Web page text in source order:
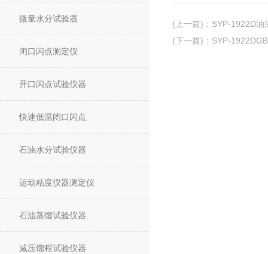
微量水分试验器
闭口闪点测定仪
开口闪点试验仪器
快速低温闭口闪点
石油水分试验仪器
运动粘度仪器测定仪
石油蒸馏试验仪器
减压馏程试验仪器
(上一篇) ： SYP-1922D油
(下一篇) ： SYP-